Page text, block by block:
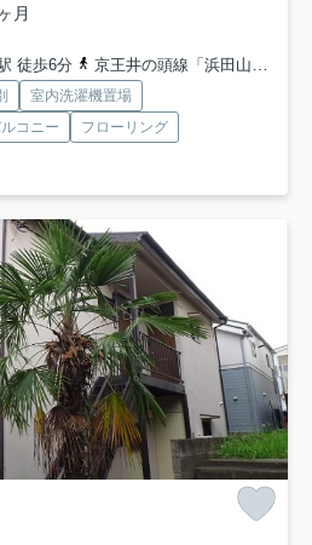
月
徒歩6分
京王井の頭線「浜田山」駅 徒歩10分
室内洗濯機置場
コニー
フローリング